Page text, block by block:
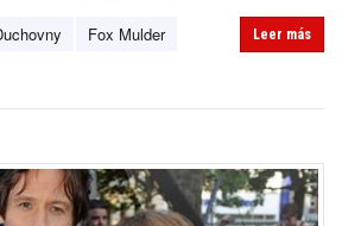
Fox Mulder
Leer más